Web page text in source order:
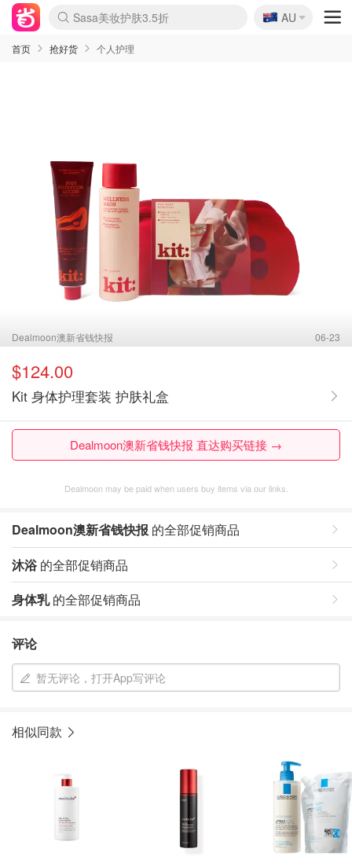
lululemon折扣上新
Sasa美妆护肤3.5折
SSENSE年中2.5折
FreshBeauty好价汇总
Cettire降价+叠9折
WWS Coles超市实拍
viagogo二手票捡漏
Myer超级周末
The Outnet奢牌1折起
David Jones 3折起
Flannels大牌1折
Perfumes Club护肤1折
AMIRO面罩$251
Amazon折扣汇总
eToro入金$200送$50
Amazon数码好物
ICONIC本周7.5折
ThedoubleF高奢地板价
Moose Knuckles 6折
丝芙兰5折起
EUFY摄像头$98
Selenichast首饰2折
Trip机票酒店促销
YSL送5件彩妆礼
Amazon家居好物
Amazon美妆护肤
雅漾大喷$8
过敏原检测盒$33
伊索独家赠50ml沐浴露
科颜氏高保湿面霜$29
SEALIFE海洋馆门票6折
丝塔芙大白罐$16
订阅Newsletter送香薰
Cult Beauty 6.8折
Harrods圣诞日历$525
LN-CC奢牌私促3折
d'Alba空姐喷雾$16
EVE LOM套装£56
Bernardelli独家4折
Adore Beauty 6折起
CT圣诞日历
Mytheresa奢品2.7折
Luxury Escapes 9折
Currentbody美容仪$881
MOON Garden Live
Roborock扫地机$649
Tingo Life水杯$24
Valentino官网5折
CR洗护套装$23
修丽可4件套$159
Myer彩妆2件7折
GANNI官网4.5折
Stylevana韩妆4折
Tessabit高奢8.5折
OGX洗发水$11
Amazon阿德莱德次日达
卡诗8.5折+赠礼
Philips Hue灯具8折
🇦🇺
AU
首页 抢好货 个人护理
Dealmoon澳新省钱快报 06-23
$124.00
Kit 身体护理套装 护肤礼盒
Dealmoon澳新省钱快报 直达购买链接 →
Dealmoon may be paid when users buy items via our links.
Dealmoon澳新省钱快报 的全部促销商品
沐浴 的全部促销商品
身体乳的全部促销商品
评论
暂无评论，打开App写评论
相似同款